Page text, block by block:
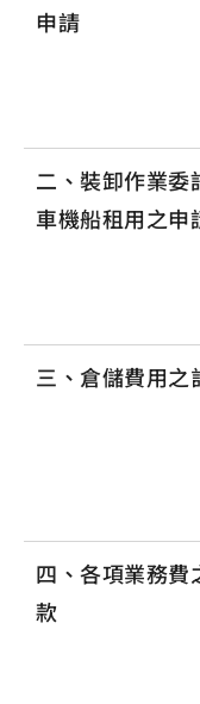
申請
二、裝卸作業委
車機船租用之申
三、倉儲費用之
四、各項業務費
款